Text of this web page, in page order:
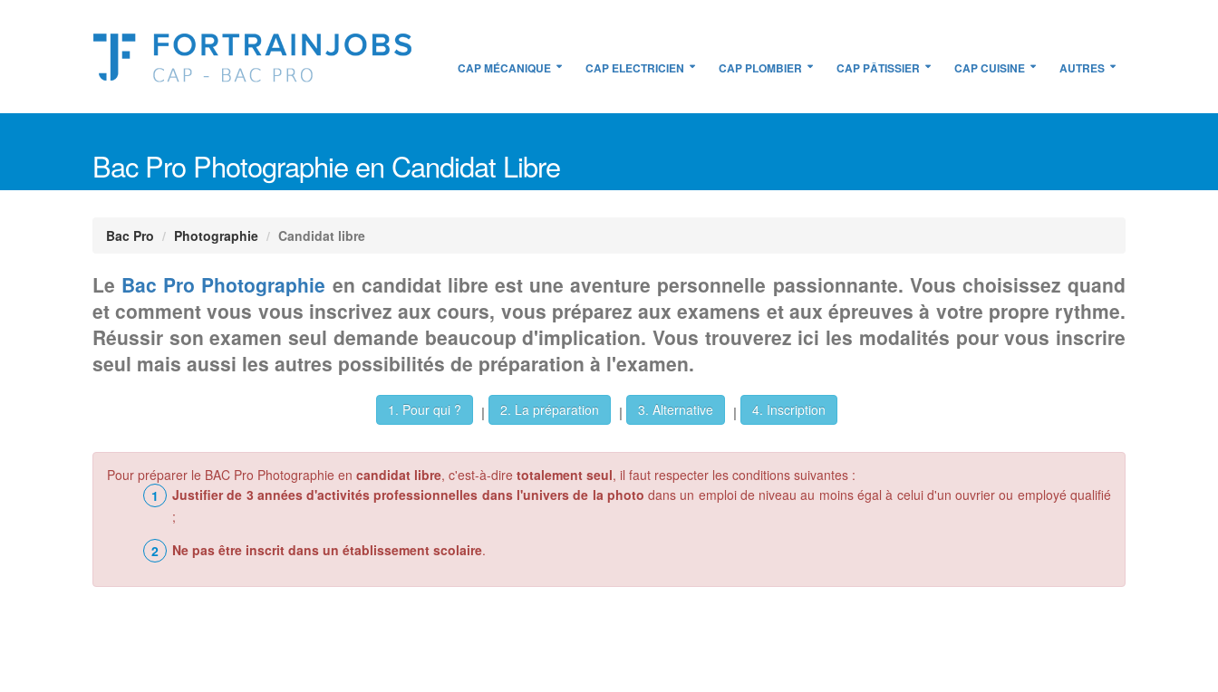
CAP MÉCANIQUE CAP ELECTRICIEN CAP PLOMBIER CAP PÂTISSIER CAP CUISINE AUTRES
Bac Pro Photographie en Candidat Libre
Bac Pro Photographie Candidat libre
Le Bac Pro Photographie en candidat libre est une aventure personnelle passionnante. Vous choisissez quand
et comment vous vous inscrivez aux cours, vous préparez aux examens et aux épreuves à votre propre rythme.
Réussir son examen seul demande beaucoup d'implication. Vous trouverez ici les modalités pour vous inscrire
seul mais aussi les autres possibilités de préparation à l'examen.
1. Pour qui ? | 2. La préparation | 3. Alternative | 4. Inscription
Pour préparer le BAC Pro Photographie en candidat libre, c'est-à-dire totalement seul, il faut respecter les conditions suivantes :
Justifier de 3 années d'activités professionnelles dans l'univers de la photo dans un emploi de niveau au moins égal à celui d'un ouvrier ou employé qualifié
;
Ne pas être inscrit dans un établissement scolaire.